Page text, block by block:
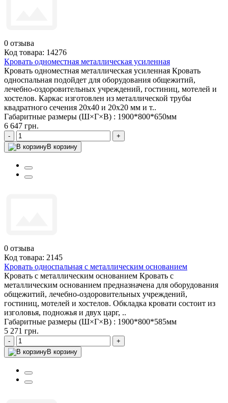
0 отзыва
Код товара: 14276
Кровать одноместная металлическая усиленная
Кровать одноместная металлическая усиленная Кровать
односпальная подойдет для оборудования общежитий,
лечебно-оздоровительных учреждений, гостиниц, мотелей и
хостелов. Каркас изготовлен из металлической трубы
квадратного сечения 20х40 и 20х20 мм и т..
Габаритные размеры (Ш×Г×В) : 1900*800*650мм
6 647 грн.
-
+
В корзину
0 отзыва
Код товара: 2145
Кровать односпальная с металлическим основанием
Кровать с металлическим основанием Кровать с
металлическим основанием предназначена для оборудования
общежитий, лечебно-оздоровительных учреждений,
гостиниц, мотелей и хостелов. Обкладка кровати состоит из
изголовья, подножья и двух царг, ..
Габаритные размеры (Ш×Г×В) : 1900*800*585мм
5 271 грн.
-
+
В корзину